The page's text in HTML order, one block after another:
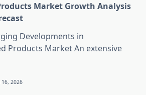
Market Growth Analysis
Developments in
Products Market An extensive
16, 2026